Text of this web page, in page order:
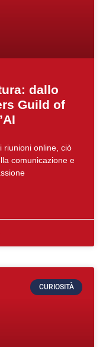
dallo
Guild of
riunioni online, ciò
comunicazione e
CURIOSITÀ